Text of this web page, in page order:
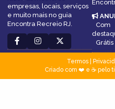
empresas, locais, serviços
e muito mais no guia
Encontra Recreio RJ.
Com
Grátis
Termos|
Criado com ❤️ e ☕ pelo